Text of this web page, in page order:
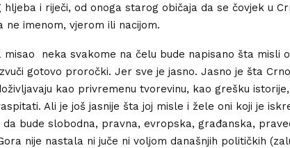
hljeba i riječi, od onoga starog običaja da se čovjek u
ne imenom, vjerom ili nacijom.
misao neka svakome na čelu bude napisano šta misli
gotovo proročki. Jer sve je jasno. Jasno je šta
kao privremenu tvorevinu, kao grešku
Ali je još jasnije šta joj misle i žele oni koji je
da bude slobodna, pravna, evropska, građanska,
nije nastala ni juče ni voljom današnjih političkih